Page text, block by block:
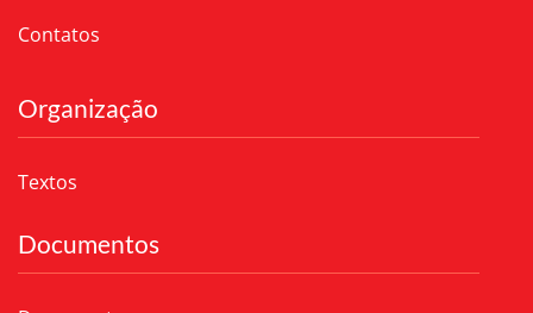
Contatos
Organização
Textos
Documentos